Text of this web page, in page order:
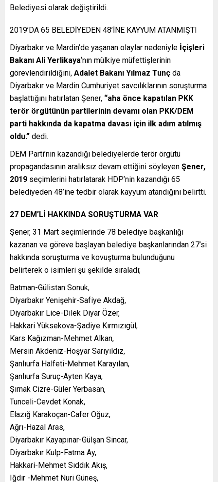
Belediyesi olarak değiştirildi.
2019’DA 65 BELEDİYEDEN 48’İNE KAYYUM ATANMIŞTI
Diyarbakır ve Mardin’de yaşanan olaylar nedeniyle İçişleri
Bakanı Ali Yerlikaya‘nın mülkiye müfettişlerinin
görevlendirildiğini, Adalet Bakanı Yılmaz Tunç da
Diyarbakır ve Mardin Cumhuriyet savcılıklarının soruşturma
başlattığını hatırlatan Şener, “aha önce kapatılan PKK
terör örgütünün partilerinin devamı olan PKK/DEM
parti hakkında da kapatma davası için ilk adım atılmış
oldu.” dedi.
DEM Parti’nin kazandığı belediyelerde terör örgütü
propagandasının aralıksız devam ettiğini söyleyen Şener,
2019 seçimlerini hatırlatarak HDP’nin kazandığı 65
belediyeden 48’ine tedbir olarak kayyum atandığını belirtti.
27 DEM’Lİ HAKKINDA SORUŞTURMA VAR
Şener, 31 Mart seçimlerinde 78 belediye başkanlığı
kazanan ve göreve başlayan belediye başkanlarından 27’si
hakkında soruşturma ve kovuşturma bulunduğunu
belirterek o isimleri şu şekilde sıraladı;
Batman-Gülistan Sonuk,
Diyarbakır Yenişehir-Safiye Akdağ,
Diyarbakır Lice-Dilek Diyar Özer,
Hakkari Yüksekova-Şadiye Kırmızıgül,
Kars Kağızman-Mehmet Alkan,
Mersin Akdeniz-Hoşyar Sarıyıldız,
Şanlıurfa Halfeti-Mehmet Karayılan,
Şanlıurfa Suruç-Ayten Kaya,
Şırnak Cizre-Güler Yerbasan,
Tunceli-Cevdet Konak,
Elazığ Karakoçan-Cafer Oğuz,
Ağrı-Hazal Aras,
Diyarbakır Kayapınar-Gülşan Sincar,
Diyarbakır Kulp-Fatma Ay,
Hakkari-Mehmet Sıddık Akış,
Iğdır -Mehmet Nuri Güneş,